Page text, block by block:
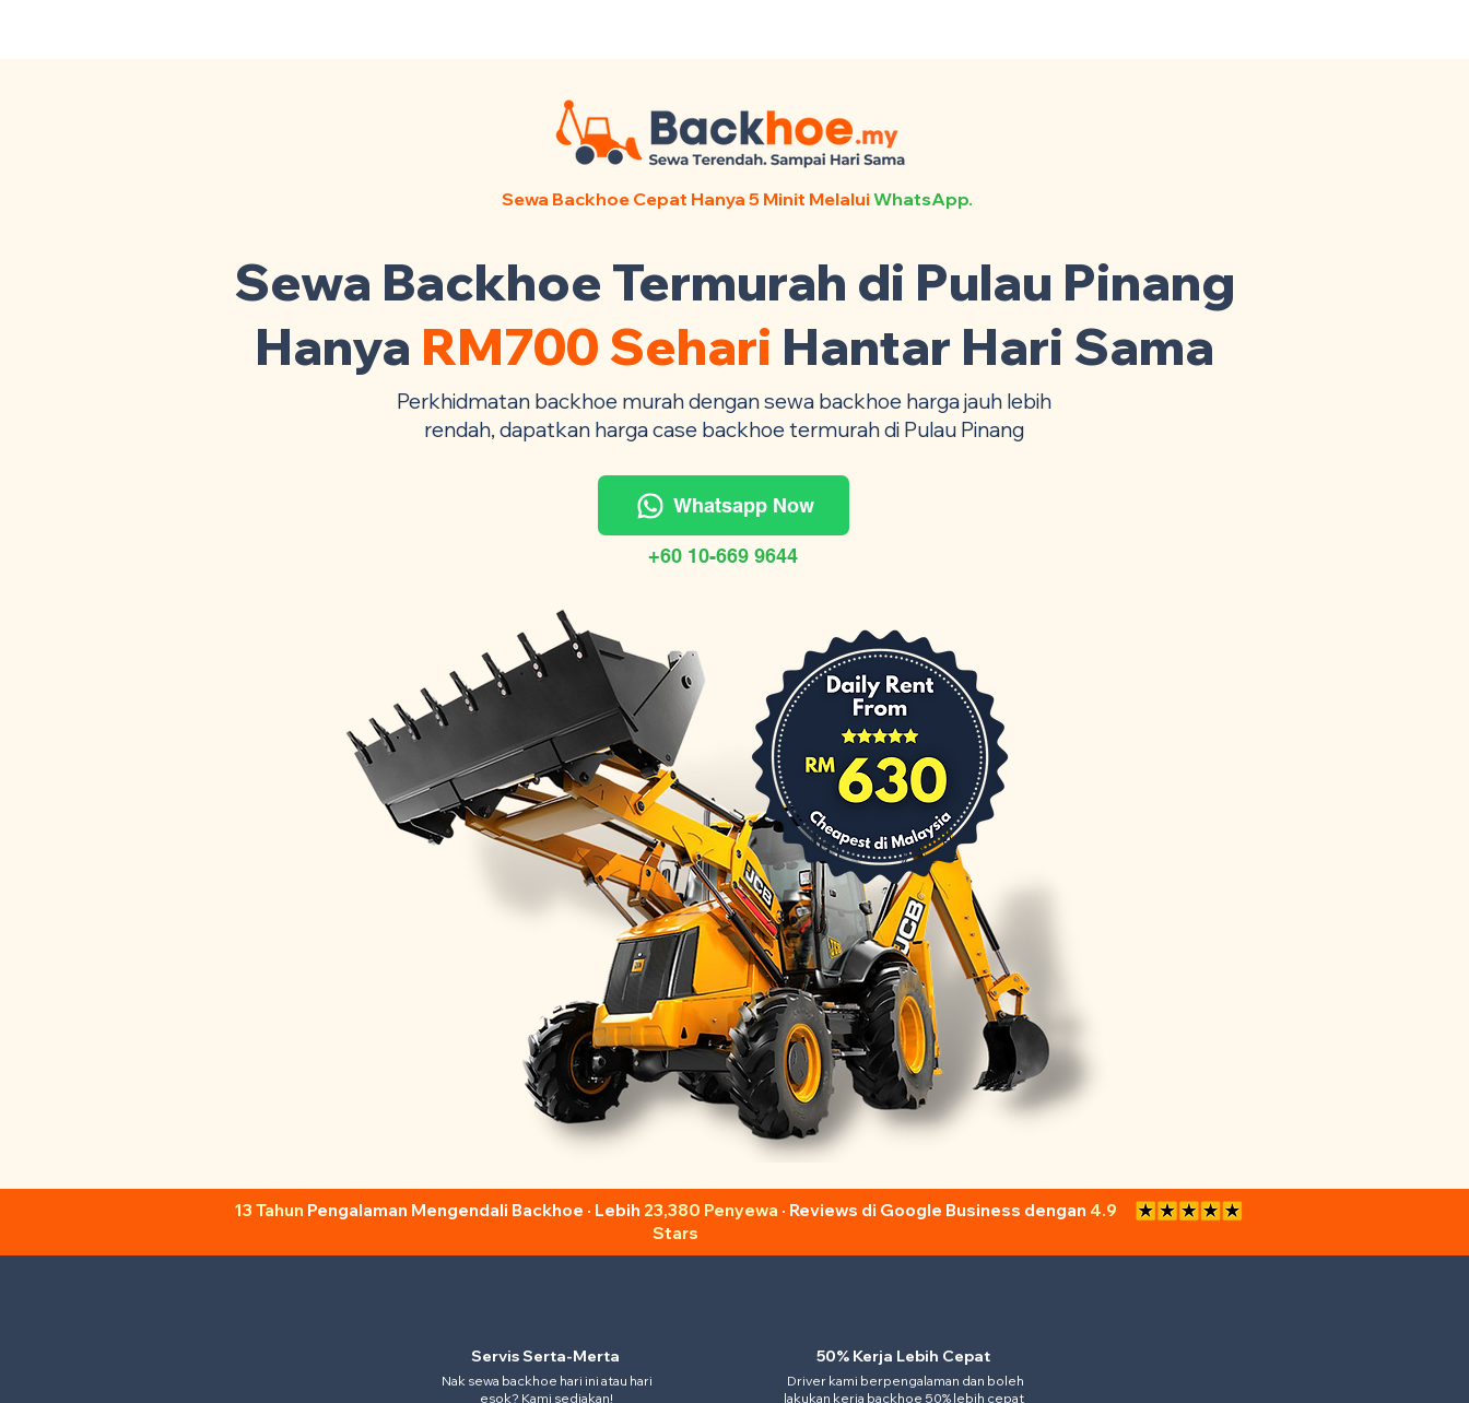
Sewa Backhoe Cepat Hanya 5 Minit MelaluiWhatsApp.
Sewa Backhoe Termurah di Pulau Pinang
Hanya RM700 Sehari Hantar Hari Sama
Perkhidmatan backhoe murah dengan sewa backhoe harga jauh lebih
rendah, dapatkan harga case backhoe termurah di Pulau Pinang
Whatsapp Now
+60 10-669 9644
13 Tahun Pengalaman Mengendali Backhoe · Lebih 23,380 Penyewa · Reviews di Google Business dengan 4.9
Stars
Servis Serta-Merta
Nak sewa backhoe hari ini atau hari
esok? Kami sediakan!
50% Kerja Lebih Cepat
Driver kami berpengalaman dan boleh
lakukan kerja backhoe 50% lebih cepat